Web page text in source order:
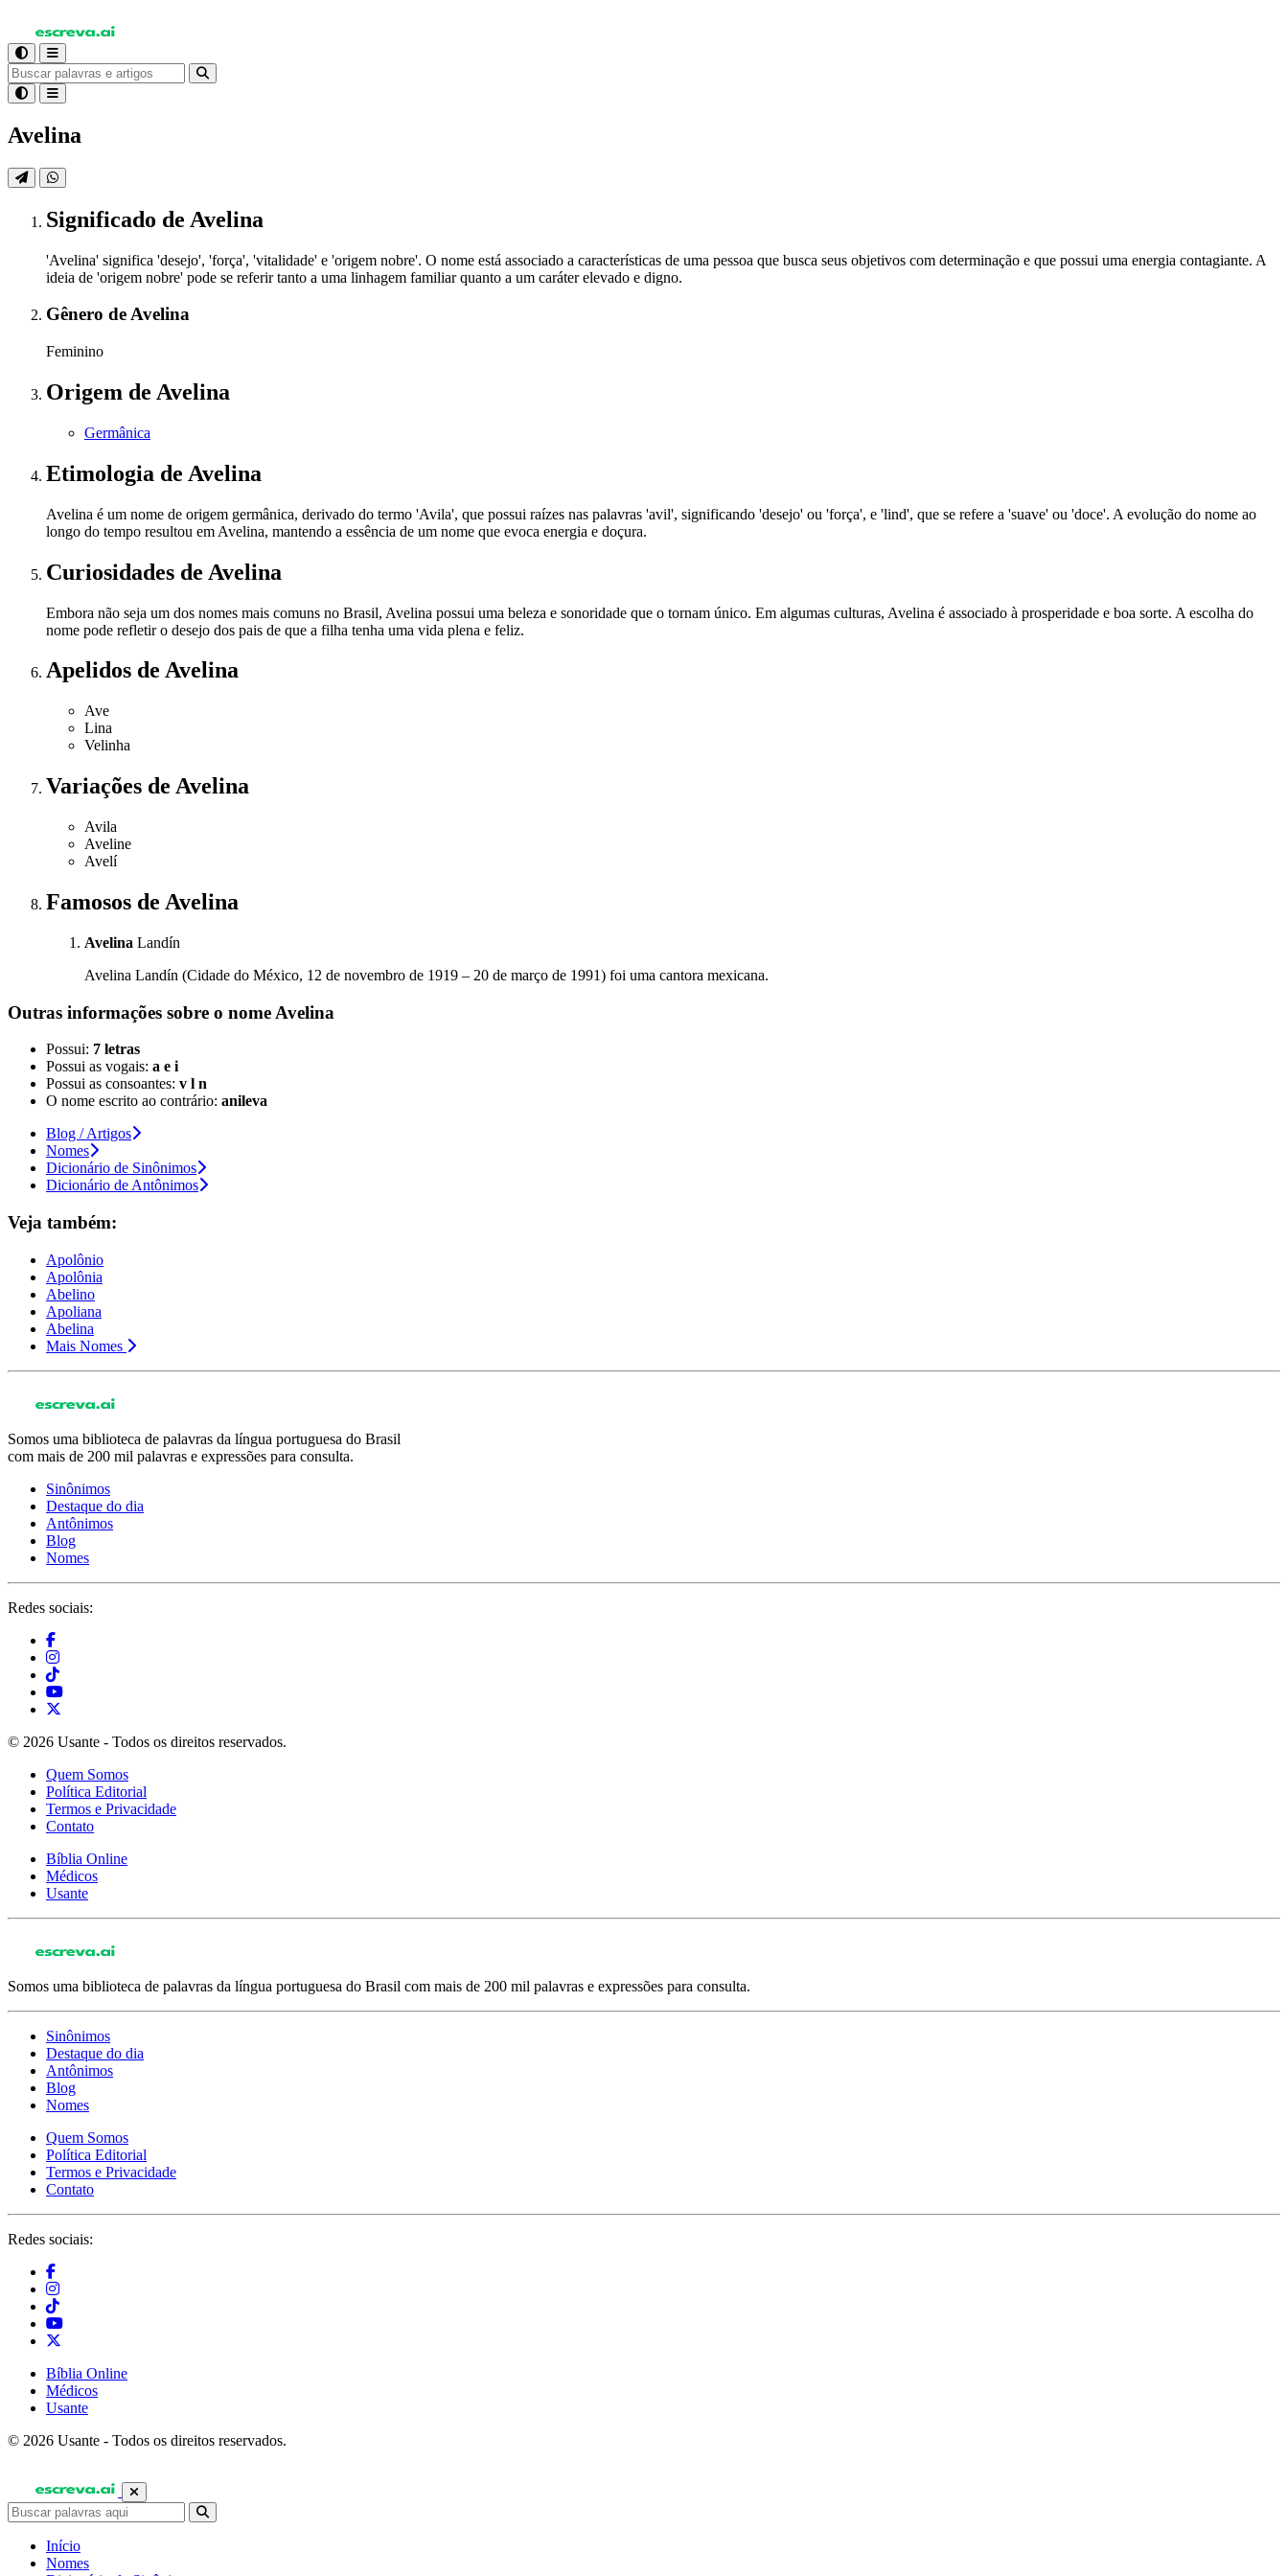
Avelina
Significado de Avelina
'Avelina' significa 'desejo', 'força', 'vitalidade' e 'origem nobre'. O nome está associado a características de uma pessoa que busca seus objetivos com determinação e que possui uma energia contagiante. A
ideia de 'origem nobre' pode se referir tanto a uma linhagem familiar quanto a um caráter elevado e digno.
Gênero de Avelina
Feminino
Origem de Avelina
Germânica
Etimologia de Avelina
Avelina é um nome de origem germânica, derivado do termo 'Avila', que possui raízes nas palavras 'avil', significando 'desejo' ou 'força', e 'lind', que se refere a 'suave' ou 'doce'. A evolução do nome ao
longo do tempo resultou em Avelina, mantendo a essência de um nome que evoca energia e doçura.
Curiosidades de Avelina
Embora não seja um dos nomes mais comuns no Brasil, Avelina possui uma beleza e sonoridade que o tornam único. Em algumas culturas, Avelina é associado à prosperidade e boa sorte. A escolha do
nome pode refletir o desejo dos pais de que a filha tenha uma vida plena e feliz.
Apelidos de Avelina
Ave
Lina
Velinha
Variações de Avelina
Avila
Aveline
Avelí
Famosos de Avelina
Avelina Landín
Avelina Landín (Cidade do México, 12 de novembro de 1919 – 20 de março de 1991) foi uma cantora mexicana.
Outras informações sobre o nome Avelina
Possui: 7 letras
Possui as vogais: a e i
Possui as consoantes: v l n
O nome escrito ao contrário: anileva
Blog / Artigos
Nomes
Dicionário de Sinônimos
Dicionário de Antônimos
Veja também:
Apolônio
Apolônia
Abelino
Apoliana
Abelina
Mais Nomes
Somos uma biblioteca de palavras da língua portuguesa do Brasil
com mais de 200 mil palavras e expressões para consulta.
Sinônimos
Destaque do dia
Antônimos
Blog
Nomes
Redes sociais:
© 2026 Usante - Todos os direitos reservados.
Quem Somos
Política Editorial
Termos e Privacidade
Contato
Bíblia Online
Médicos
Usante
Somos uma biblioteca de palavras da língua portuguesa do Brasil com mais de 200 mil palavras e expressões para consulta.
Sinônimos
Destaque do dia
Antônimos
Blog
Nomes
Quem Somos
Política Editorial
Termos e Privacidade
Contato
Redes sociais:
Bíblia Online
Médicos
Usante
© 2026 Usante - Todos os direitos reservados.
Início
Nomes